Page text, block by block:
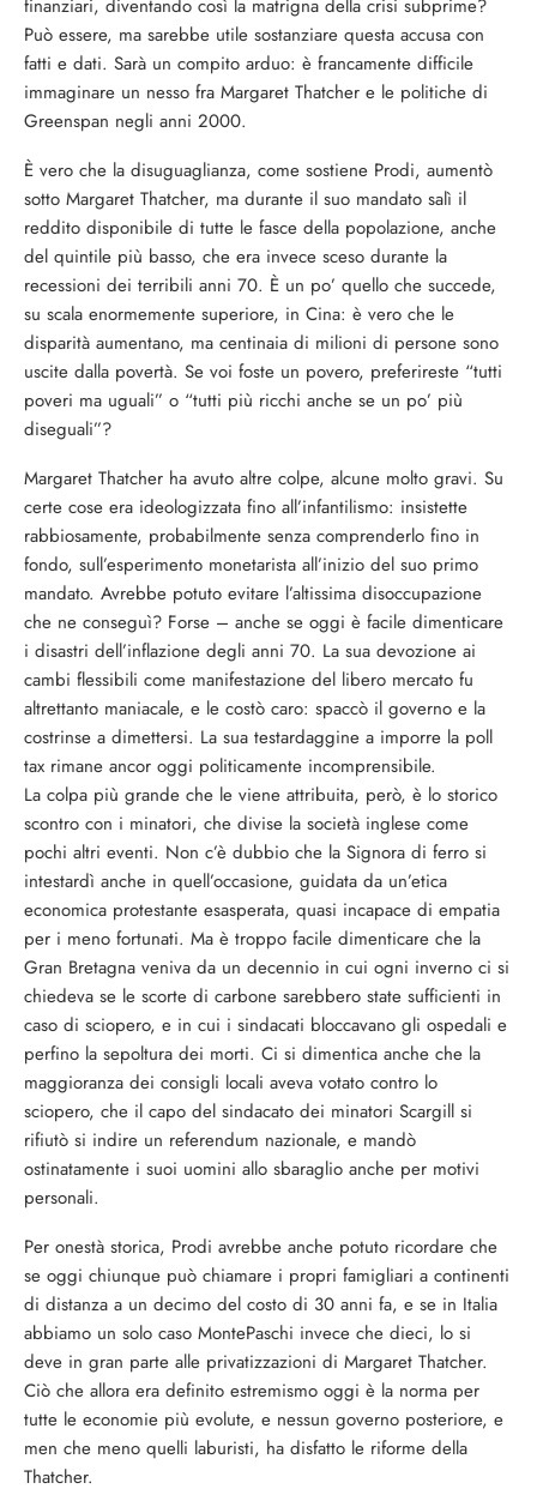
finanziari, diventando così la matrigna della crisi subprime?
Può essere, ma sarebbe utile sostanziare questa accusa con
fatti e dati. Sarà un compito arduo: è francamente difficile
immaginare un nesso fra Margaret Thatcher e le politiche di
Greenspan negli anni 2000.
È vero che la disuguaglianza, come sostiene Prodi, aumentò
sotto Margaret Thatcher, ma durante il suo mandato salì il
reddito disponibile di tutte le fasce della popolazione, anche
del quintile più basso, che era invece sceso durante la
recessioni dei terribili anni 70. È un po’ quello che succede,
su scala enormemente superiore, in Cina: è vero che le
disparità aumentano, ma centinaia di milioni di persone sono
uscite dalla povertà. Se voi foste un povero, preferireste “tutti
poveri ma uguali” o “tutti più ricchi anche se un po’ più
diseguali”?
Margaret Thatcher ha avuto altre colpe, alcune molto gravi. Su
certe cose era ideologizzata fino all’infantilismo: insistette
rabbiosamente, probabilmente senza comprenderlo fino in
fondo, sull’esperimento monetarista all’inizio del suo primo
mandato. Avrebbe potuto evitare l’altissima disoccupazione
che ne conseguì? Forse – anche se oggi è facile dimenticare
i disastri dell’inflazione degli anni 70. La sua devozione ai
cambi flessibili come manifestazione del libero mercato fu
altrettanto maniacale, e le costò caro: spaccò il governo e la
costrinse a dimettersi. La sua testardaggine a imporre la poll
tax rimane ancor oggi politicamente incomprensibile.
La colpa più grande che le viene attribuita, però, è lo storico
scontro con i minatori, che divise la società inglese come
pochi altri eventi. Non c’è dubbio che la Signora di ferro si
intestardì anche in quell’occasione, guidata da un’etica
economica protestante esasperata, quasi incapace di empatia
per i meno fortunati. Ma è troppo facile dimenticare che la
Gran Bretagna veniva da un decennio in cui ogni inverno ci si
chiedeva se le scorte di carbone sarebbero state sufficienti in
caso di sciopero, e in cui i sindacati bloccavano gli ospedali e
perfino la sepoltura dei morti. Ci si dimentica anche che la
maggioranza dei consigli locali aveva votato contro lo
sciopero, che il capo del sindacato dei minatori Scargill si
rifiutò si indire un referendum nazionale, e mandò
ostinatamente i suoi uomini allo sbaraglio anche per motivi
personali.
Per onestà storica, Prodi avrebbe anche potuto ricordare che
se oggi chiunque può chiamare i propri famigliari a continenti
di distanza a un decimo del costo di 30 anni fa, e se in Italia
abbiamo un solo caso MontePaschi invece che dieci, lo si
deve in gran parte alle privatizzazioni di Margaret Thatcher.
Ciò che allora era definito estremismo oggi è la norma per
tutte le economie più evolute, e nessun governo posteriore, e
men che meno quelli laburisti, ha disfatto le riforme della
Thatcher.